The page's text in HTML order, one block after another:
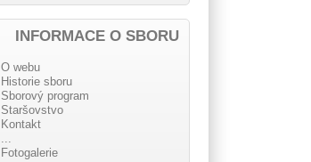
INFORMACE O SBORU
O webu
Historie sboru
Sborový program
Staršovstvo
Kontakt
Fotogalerie